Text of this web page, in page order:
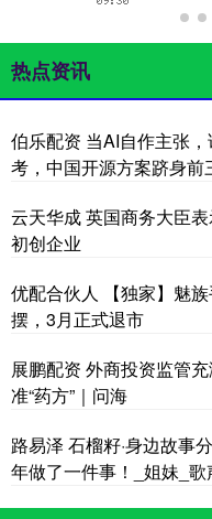
热点资讯
伯乐配资 当AI自作主张
考，中国开源方案跻身前
云天华成 英国商务大臣
初创企业
优配合伙人 【独家】魅
摆，3月正式退市
展鹏配资 外商投资监管
准“药方”｜问海
路易泽 石榴籽·身边故事
年做了一件事！_姐妹_